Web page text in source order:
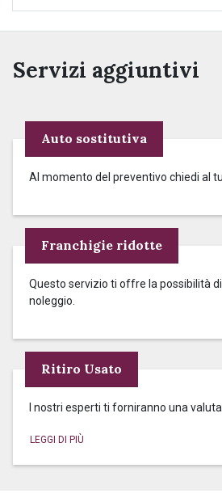
Servizi aggiuntivi
Auto sostitutiva
Al momento del preventivo chiedi al
Franchigie ridotte
Questo servizio ti offre la possibilità
noleggio.
Ritiro Usato
I nostri esperti ti forniranno una